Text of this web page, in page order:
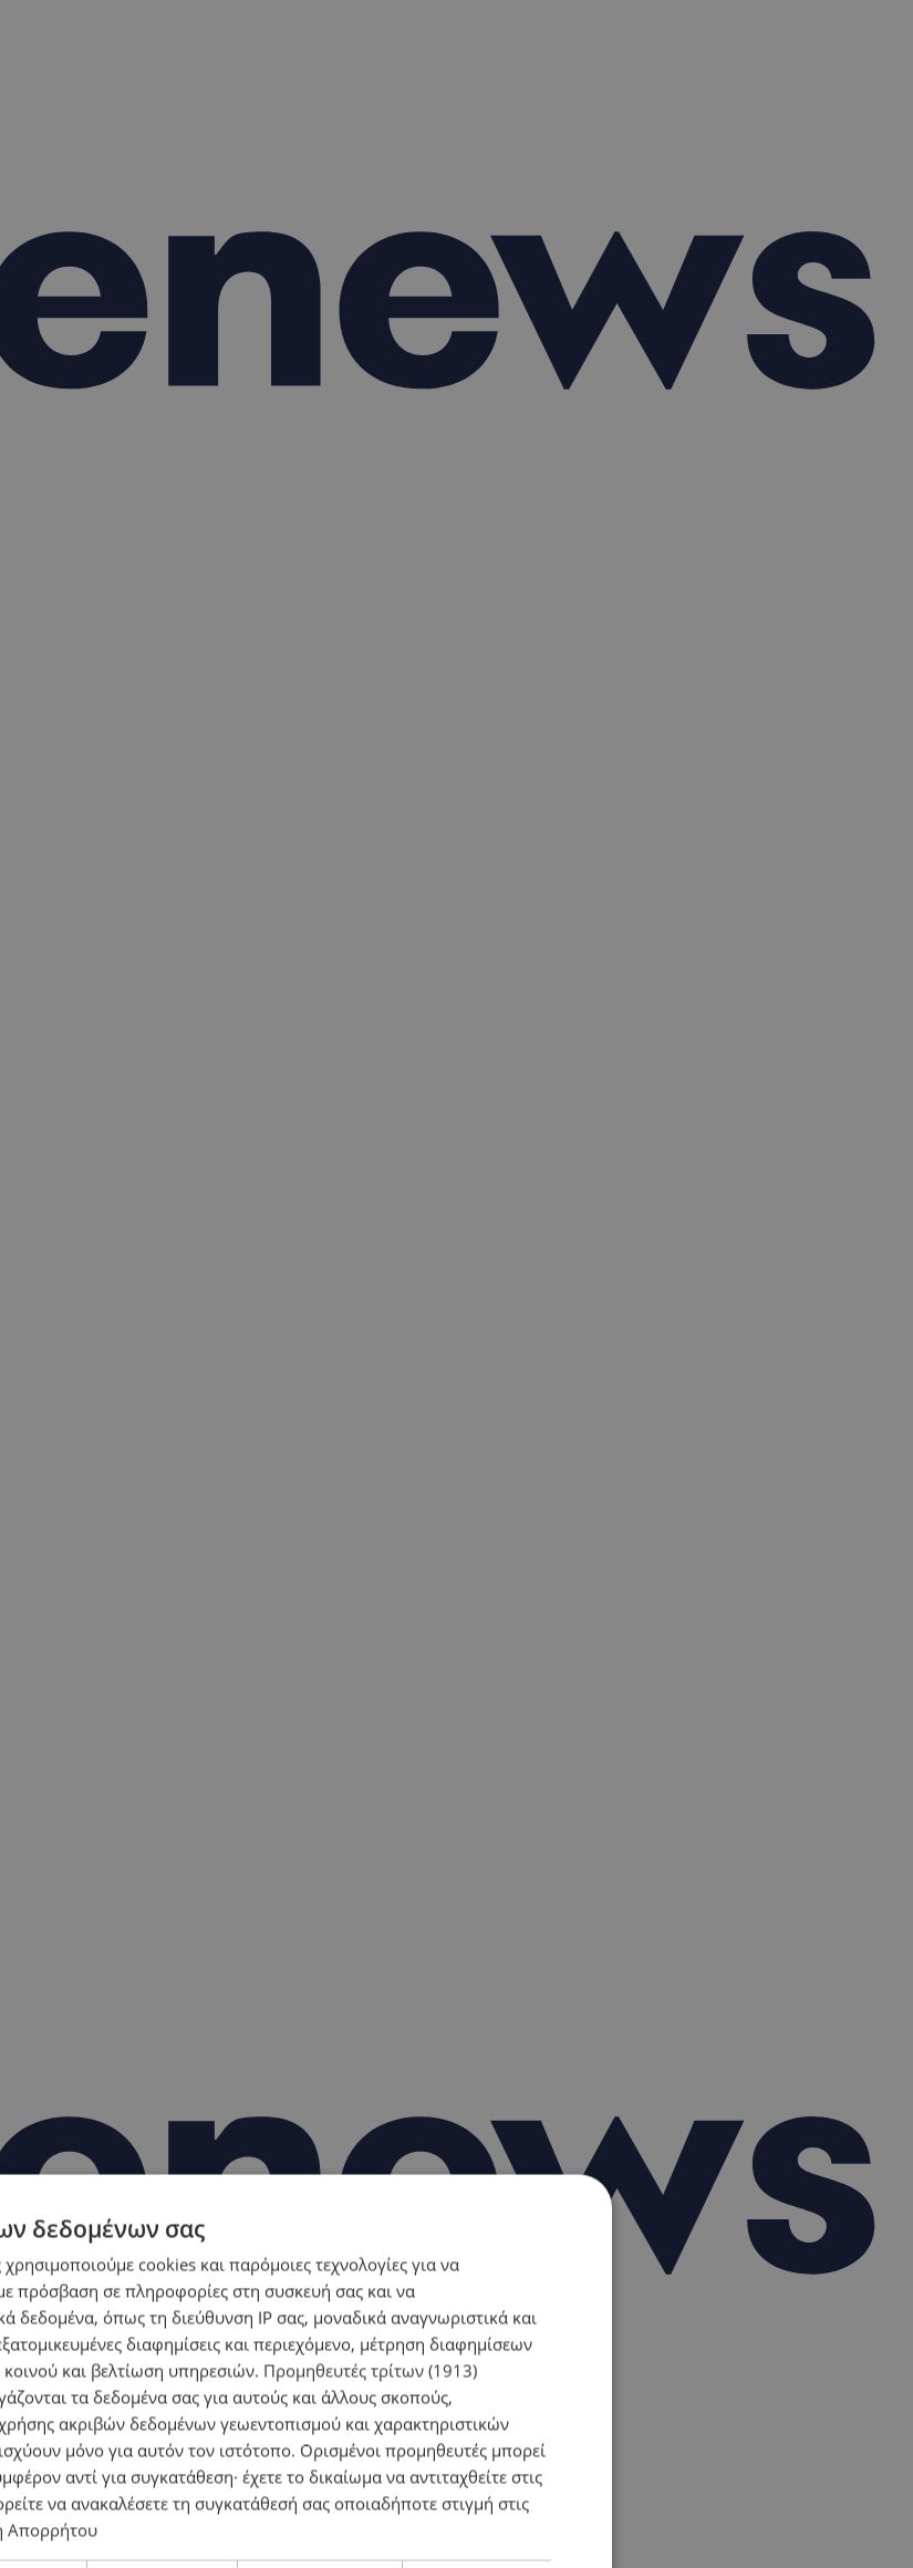
δεδομένων σας
χρησιμοποιούμε cookies και παρόμοιες τεχνολογίες για να
πρόσβαση σε πληροφορίες στη συσκευή σας και να
δεδομένα, όπως τη διεύθυνση IP σας, μοναδικά αναγνωριστικά και
διαφημίσεις και περιεχόμενο, μέτρηση διαφημίσεων
και βελτίωση υπηρεσιών. Προμηθευτές τρίτων (1913)
τα δεδομένα σας για αυτούς και άλλους σκοπούς,
ακριβών δεδομένων γεωεντοπισμού και χαρακτηριστικών
μόνο για αυτόν τον ιστότοπο. Ορισμένοι προμηθευτές μπορεί
αντί για συγκατάθεση· έχετε το δικαίωμα να αντιταχθείτε στις
να ανακαλέσετε τη συγκατάθεσή σας οποιαδήποτε στιγμή στις
Απορρήτου